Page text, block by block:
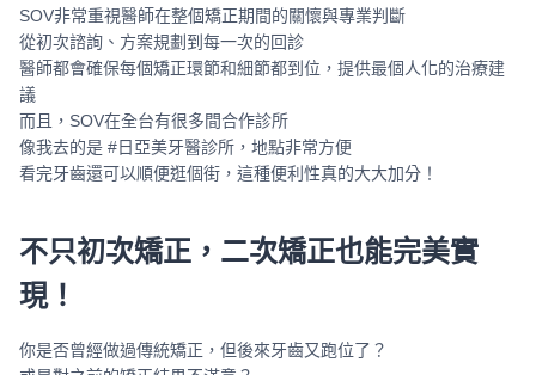
SOV非常重視醫師在整個矯正期間的關懷與專業判斷
從初次諮詢、方案規劃到每一次的回診
醫師都會確保每個矯正環節和細節都到位，提供最個人化的治療建
議
而且，SOV在全台有很多間合作診所
像我去的是 #日亞美牙醫診所，地點非常方便
看完牙齒還可以順便逛個街，這種便利性真的大大加分！
不只初次矯正，二次矯正也能完美實
現！
你是否曾經做過傳統矯正，但後來牙齒又跑位了？